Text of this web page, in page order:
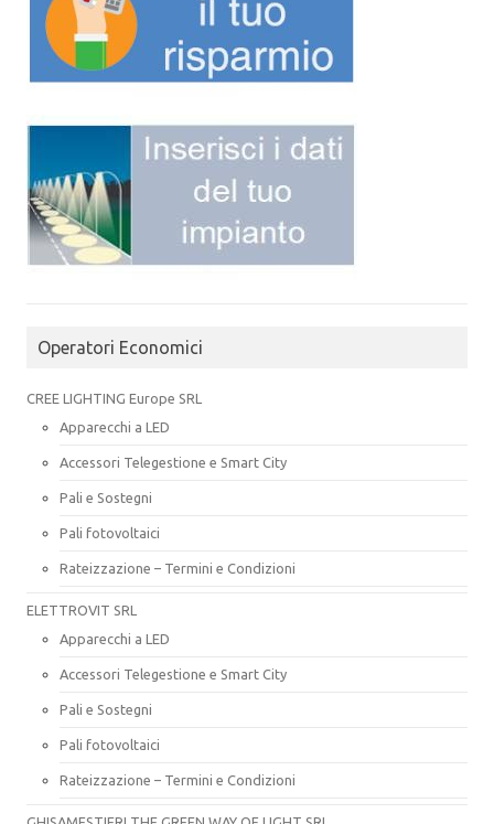
Operatori Economici
CREE LIGHTING Europe SRL
Apparecchi a LED
Accessori Telegestione e Smart City
Pali e Sostegni
Pali fotovoltaici
Rateizzazione – Termini e Condizioni
ELETTROVIT SRL
Apparecchi a LED
Accessori Telegestione e Smart City
Pali e Sostegni
Pali fotovoltaici
Rateizzazione – Termini e Condizioni